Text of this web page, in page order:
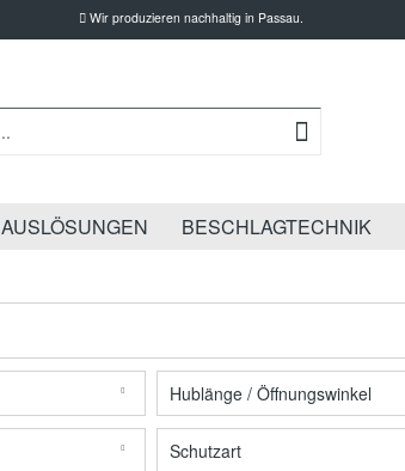
Wir produzieren nachhaltig in Passau.
AUSLÖSUNGEN BESCHLAGTECHNIK
Hublänge / Öffnungswinkel
550 mm
Schutzart